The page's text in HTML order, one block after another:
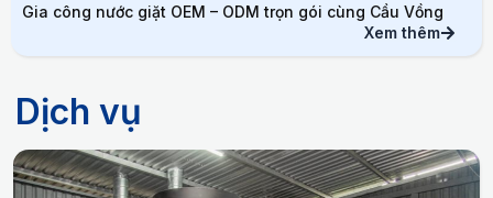
Gia công nước giặt OEM – ODM trọn gói cùng Cầu Vồng
Xem thêm
Dịch vụ